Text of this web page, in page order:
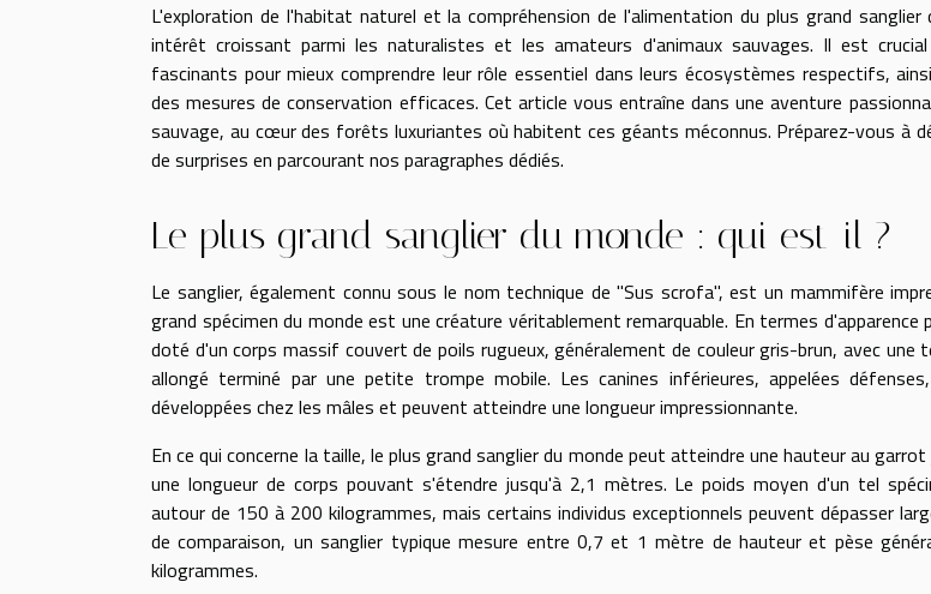
L'exploration de l'habitat naturel et la compréhension de l'alimentation du plus grand
intérêt croissant parmi les naturalistes et les amateurs d'animaux sauvages. Il est
fascinants pour mieux comprendre leur rôle essentiel dans leurs écosystèmes respectifs,
des mesures de conservation efficaces. Cet article vous entraîne dans une aventure
sauvage, au cœur des forêts luxuriantes où habitent ces géants méconnus. Préparez-vous à
de surprises en parcourant nos paragraphes dédiés.
Le plus grand sanglier du monde : qui est-il ?
Le sanglier, également connu sous le nom technique de "Sus scrofa", est un mammifère
grand spécimen du monde est une créature véritablement remarquable. En termes d'apparence
doté d'un corps massif couvert de poils rugueux, généralement de couleur gris-brun, avec une
allongé terminé par une petite trompe mobile. Les canines inférieures, appelées
développées chez les mâles et peuvent atteindre une longueur impressionnante.
En ce qui concerne la taille, le plus grand sanglier du monde peut atteindre une hauteur au
une longueur de corps pouvant s'étendre jusqu'à 2,1 mètres. Le poids moyen d'un tel
autour de 150 à 200 kilogrammes, mais certains individus exceptionnels peuvent dépasser
de comparaison, un sanglier typique mesure entre 0,7 et 1 mètre de hauteur et pèse
kilogrammes.